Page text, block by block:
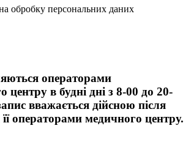
обробку персональних даних
операторами
центру в будні дні з 8-00 до 20-
вважається дійсною після
операторами медичного центру.